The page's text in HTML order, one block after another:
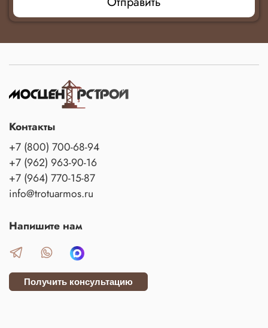
Контакты
+7 (800) 700-68-94
+7 (962) 963-90-16
+7 (964) 770-15-87
info@trotuarmos.ru
Напишите нам
Получить консультацию